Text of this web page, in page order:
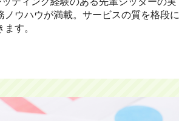
ノウハウが満載。サービスの質を格段に
ます。